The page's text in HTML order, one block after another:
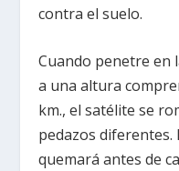
contra el suelo.
Cuando penetre en
a una altura
km., el satélite se
pedazos diferentes.
quemará antes de